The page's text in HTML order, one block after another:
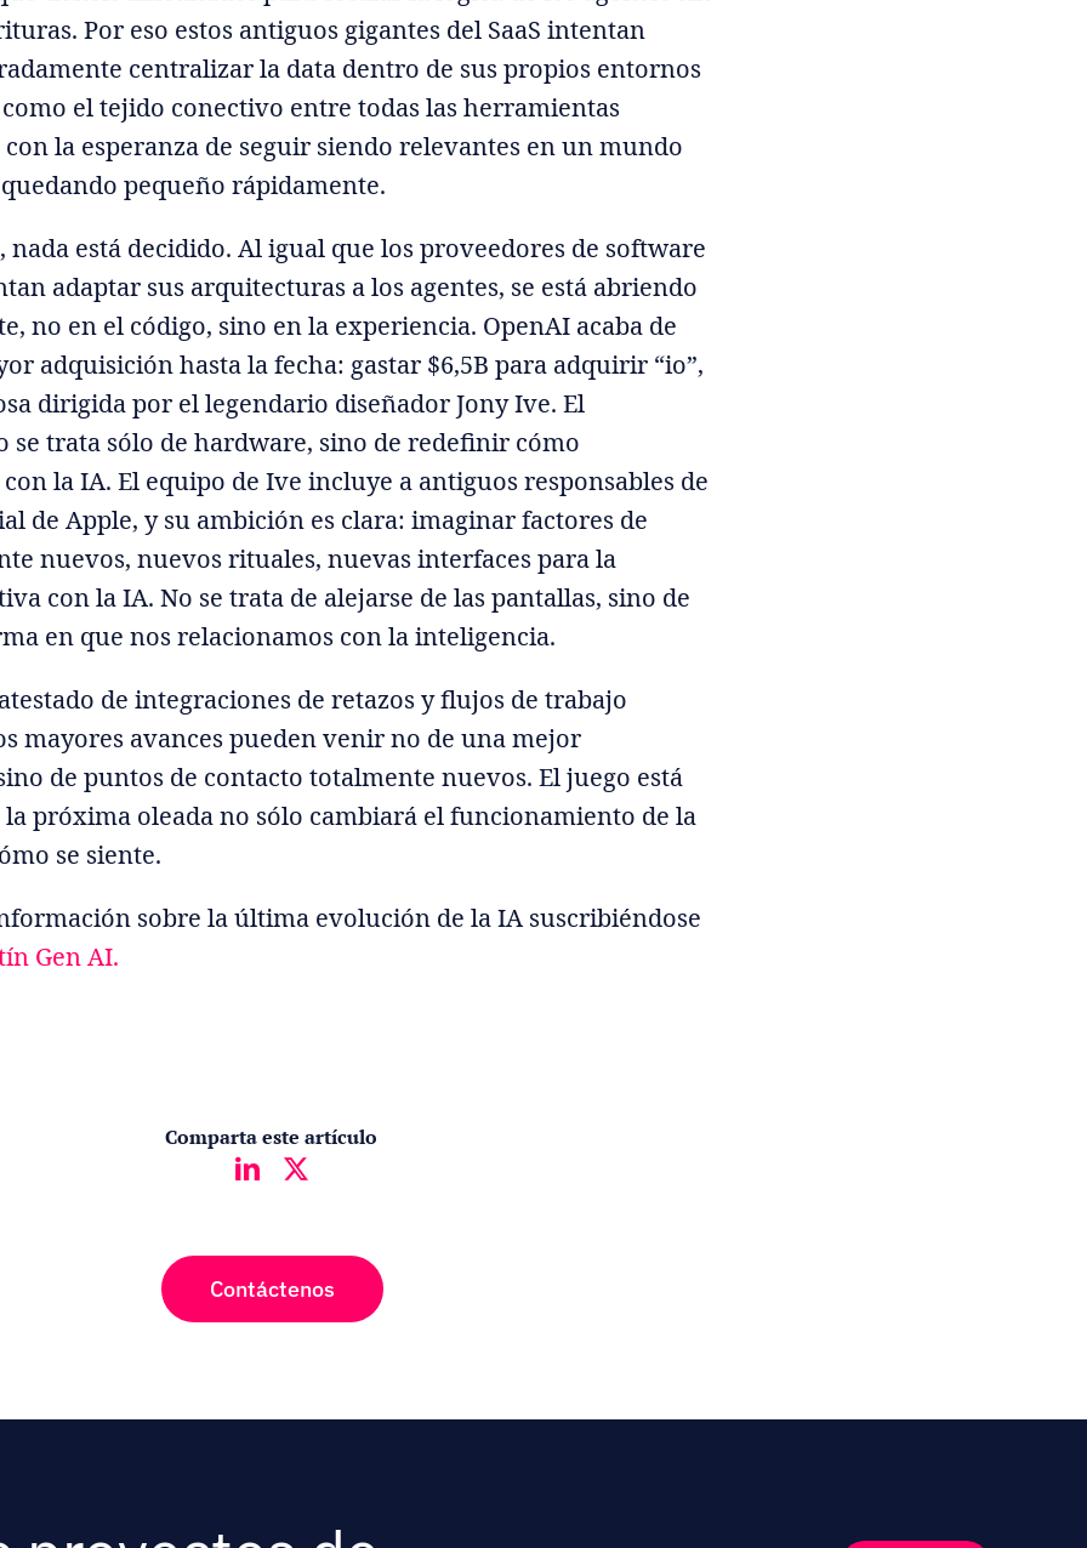
Por eso estos antiguos gigantes del SaaS intentan
centralizar la data dentro de sus propios entornos
el tejido conectivo entre todas las herramientas
la esperanza de seguir siendo relevantes en un mundo
pequeño rápidamente.
nada está decidido. Al igual que los proveedores de software
adaptar sus arquitecturas a los agentes, se está abriendo
no en el código, sino en la experiencia. OpenAI acaba de
adquisición hasta la fecha: gastar $6,5B para adquirir “io”,
dirigida por el legendario diseñador Jony Ive. El
trata sólo de hardware, sino de redefinir cómo
la IA. El equipo de Ive incluye a antiguos responsables de
de Apple, y su ambición es clara: imaginar factores de
nuevos, nuevos rituales, nuevas interfaces para la
con la IA. No se trata de alejarse de las pantallas, sino de
en que nos relacionamos con la inteligencia.
de integraciones de retazos y flujos de trabajo
mayores avances pueden venir no de una mejor
de puntos de contacto totalmente nuevos. El juego está
próxima oleada no sólo cambiará el funcionamiento de la
se siente.
sobre la última evolución de la IA suscribiéndose
Gen AI.
Comparta este artículo
Contáctenos